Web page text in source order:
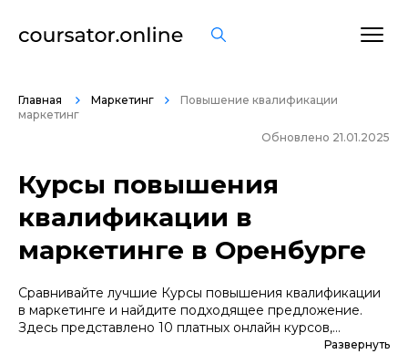
Главная Маркетинг
Повышение квалификации
маркетинг
Обновлено 21.01.2025
Курсы повышения
квалификации в
маркетинге в Оренбурге
Сравнивайте лучшие Курсы повышения квалификации
в маркетинге и найдите подходящее предложение.
Здесь представлено 10 платных онлайн курсов,
которые помогут вам стать грамотными специалистами.
Развернуть